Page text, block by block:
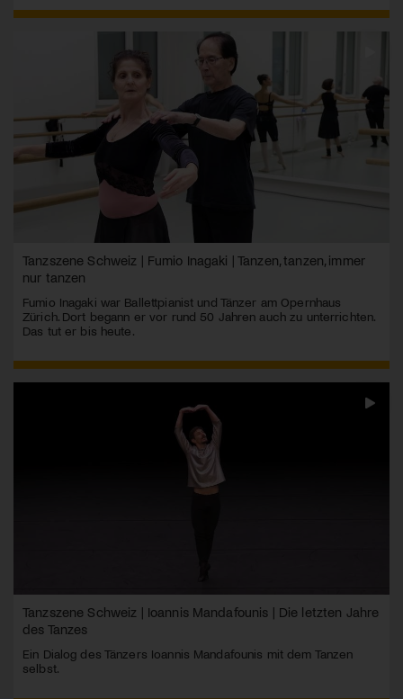
Tanzszene Schweiz | Fumio Inagaki | Tanzen, tanzen, immer
nur tanzen
Fumio Inagaki war Ballettpianist und Tänzer am Opernhaus
Zürich. Dort begann er vor rund 50 Jahren auch zu unterrichten.
Das tut er bis heute.
Tanzszene Schweiz | Ioannis Mandafounis | Die letzten Jahre
des Tanzes
Ein Dialog des Tänzers Ioannis Mandafounis mit dem Tanzen
selbst.